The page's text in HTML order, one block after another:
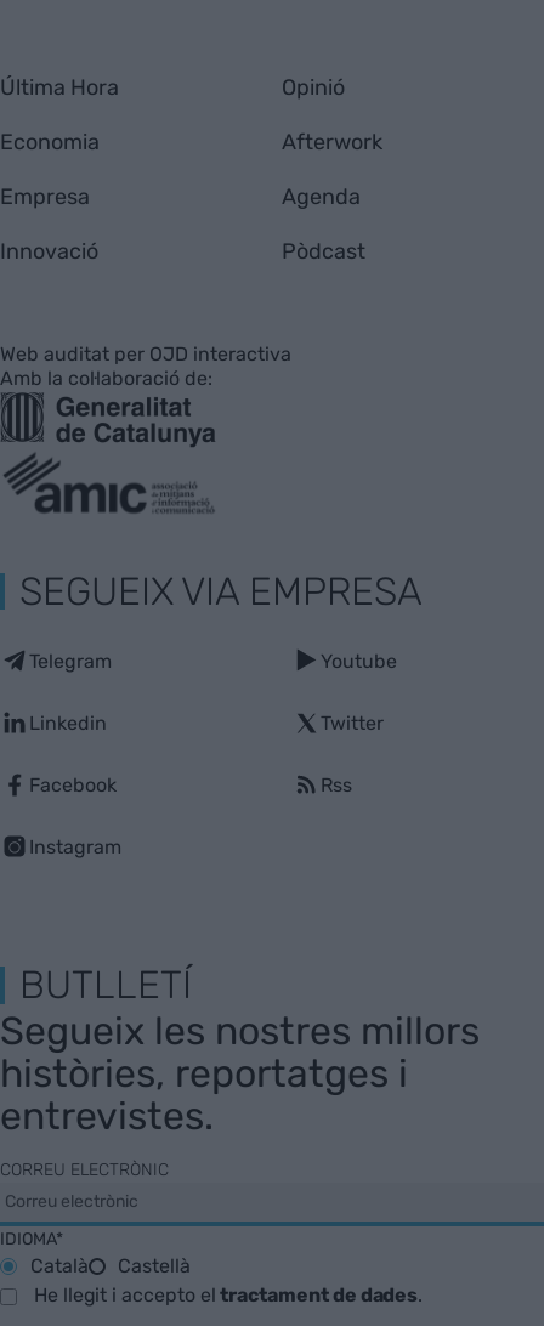
Última Hora
Economia
Empresa
Innovació
Opinió
Afterwork
Agenda
Pòdcast
Web auditat per OJD interactiva
Amb la col·laboració de:
SEGUEIX VIA EMPRESA
Telegram
Linkedin
Facebook
Instagram
Youtube
Twitter
Rss
BUTLLETÍ
Segueix les nostres millors
històries, reportatges i
entrevistes.
CORREU ELECTRÒNIC
IDIOMA*
Català
Castellà
He llegit i accepto eltractament de dades.